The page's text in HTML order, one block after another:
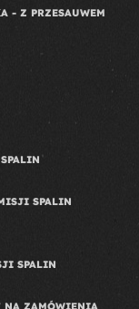
- Z PRZESAUWEM
SPALIN
SPALIN
NA ZAMÓWIENIA